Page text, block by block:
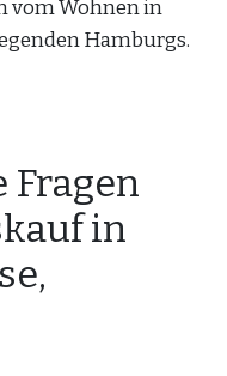
vom Wohnen in
Hamburgs.
Fragen
in